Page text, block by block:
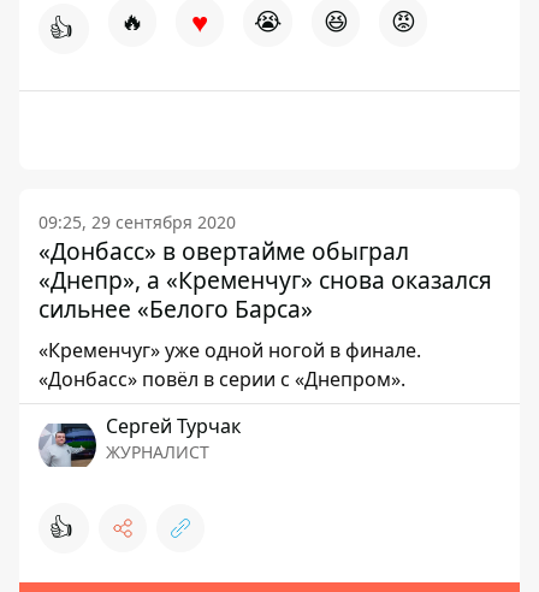
👍 🔥 ♥ 😭 😆 😡
09:25, 29 сентября 2020
«Донбасс» в овертайме обыграл
«Днепр», а «Кременчуг» снова оказался
сильнее «Белого Барса»
«Кременчуг» уже одной ногой в финале.
«Донбасс» повёл в серии с «Днепром».
Сергей Турчак
ЖУРНАЛИСТ
👍